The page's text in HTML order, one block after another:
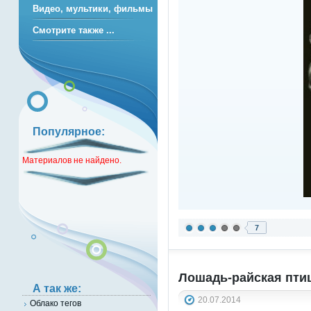
7
Лошадь-райская
20.07.2014
Видео, мультики, фильмы
Смотрите также ...
Популярное:
Материалов не найдено.
А так же:
Облако тегов